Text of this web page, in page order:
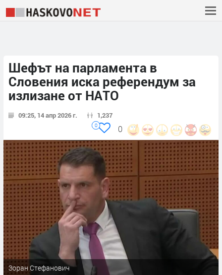
Шефът на парламента в
Словения иска референдум за
излизане от НАТО
09:25, 14 апр 2026 г. 1,237
0
0
Зоран Стефанович